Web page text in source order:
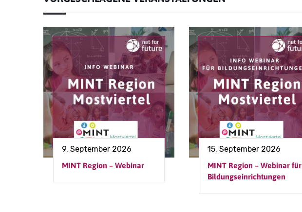
9. September 2026
MINT Region – Webinar
15. September 2026
MINT Region – Webinar für
Bildungseinrichtungen